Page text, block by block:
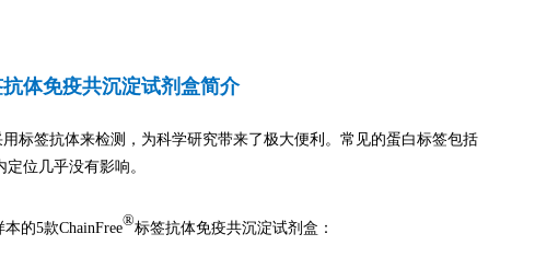
体免疫共沉淀试剂盒简介
签抗体来检测，为科学研究带来了极大便利。常见的蛋白标签包括
定位几乎没有影响。
的5款ChainFree®标签抗体免疫共沉淀试剂盒：